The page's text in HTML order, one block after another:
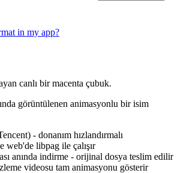
in my app?
canlı bir macenta çubuk.
görüntülenen animasyonlu bir isim
- donanım hızlandırmalı
web'de libpag ile çalışır
anında indirme - orijinal dosya teslim edilir
videosu tam animasyonu gösterir